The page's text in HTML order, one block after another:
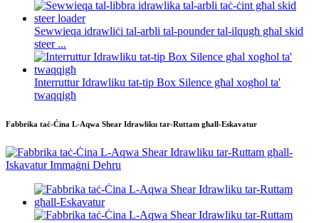
Sewwieqa idrawliċi tal-arbli tal-pounder tal-ilqugħ għal skid
steer ...
Interruttur Idrawliku tat-tip Box Silence għal xogħol ta'
twaqqigħ
Fabbrika taċ-Ċina L-Aqwa Shear Idrawliku tar-Ruttam għall-Eskavatur